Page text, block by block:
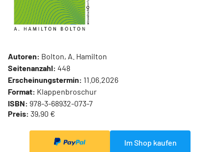
Autoren: Bolton, A. Hamilton
Seitenanzahl: 448
Erscheinungstermin: 11.06.2026
Format: Klappenbroschur
ISBN: 978-3-68932-073-7
Preis: 39,90 €
Im Shop kaufen